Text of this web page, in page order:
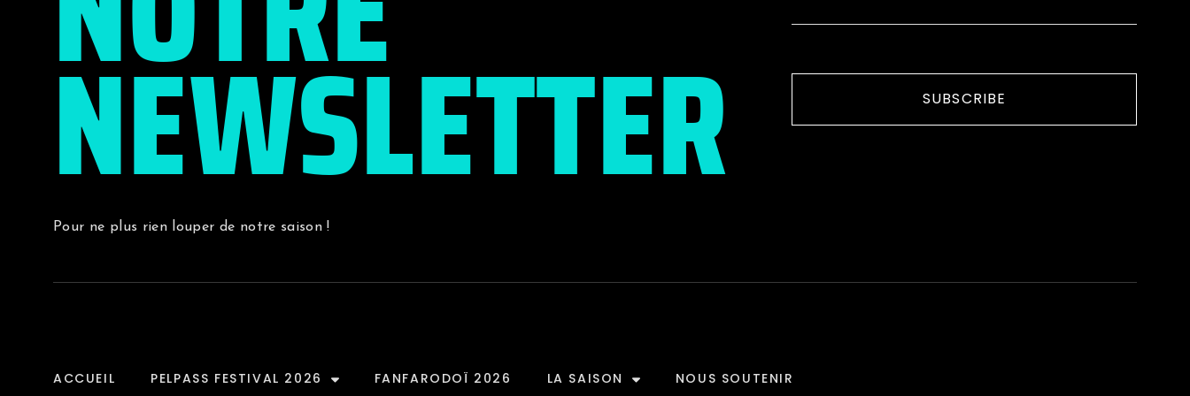
NEWSLETTER
Pour ne plus rien louper de notre saison !
SUBSCRIBE
ACCUEIL PELPASS FESTIVAL 2026 FANFARODOÏ 2026 LA SAISON NOUS SOUTENIR